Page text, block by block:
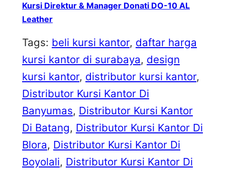
Kursi Direktur & Manager Donati DO-10 AL
Leather
Tags: beli kursi kantor, daftar harga
kursi kantor di surabaya, design
kursi kantor, distributor kursi kantor
Distributor Kursi Kantor Di
Banyumas, Distributor Kursi Kantor
Di Batang, Distributor Kursi Kantor Di
Blora, Distributor Kursi Kantor Di
Boyolali, Distributor Kursi Kantor Di